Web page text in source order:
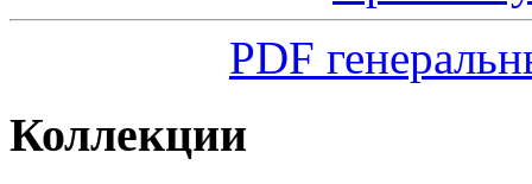
PDF
Коллекции